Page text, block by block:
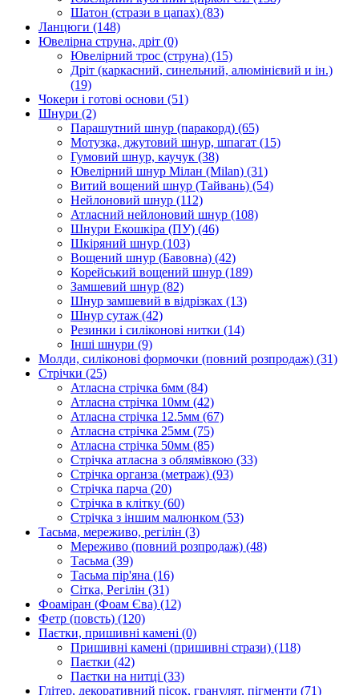
Шатон (стрази в цапах) (83)
Ланцюги (148)
Ювелірна струна, дріт (0)
Ювелірний трос (струна) (15)
Дріт (каркасний, синельний, алюмінієвий и ін.)
(19)
Чокери і готові основи (51)
Шнури (2)
Парашутний шнур (паракорд) (65)
Мотузка, джутовий шнур, шпагат (15)
Гумовий шнур, каучук (38)
Ювелірний шнур Мілан (Milan) (31)
Витий вощений шнур (Тайвань) (54)
Нейлоновий шнур (112)
Атласний нейлоновий шнур (108)
Шнури Екошкіра (ПУ) (46)
Шкіряний шнур (103)
Вощений шнур (Бавовна) (42)
Корейський вощений шнур (189)
Замшевий шнур (82)
Шнур замшевий в відрізках (13)
Шнур сутаж (42)
Резинки і силіконові нитки (14)
Інші шнури (9)
Молди, силіконові формочки (повний розпродаж) (31)
Стрічки (25)
Атласна стрічка 6мм (84)
Атласна стрічка 10мм (42)
Атласна стрічка 12.5мм (67)
Атласна стрічка 25мм (75)
Атласна стрічка 50мм (85)
Стрічка атласна з облямівкою (33)
Стрічка органза (метраж) (93)
Стрічка парча (20)
Стрічка в клітку (60)
Стрічка з іншим малюнком (53)
Тасьма, мереживо, регілін (3)
Мереживо (повний розпродаж) (48)
Тасьма (39)
Тасьма пір'яна (16)
Сітка, Регілін (31)
Фоаміран (Фоам Єва) (12)
Фетр (повсть) (120)
Паєтки, пришивні камені (0)
Пришивні камені (пришивні стрази) (118)
Паєтки (42)
Паєтки на нитці (33)
Глітер, декоративний пісок, гранулят, пігменти (71)